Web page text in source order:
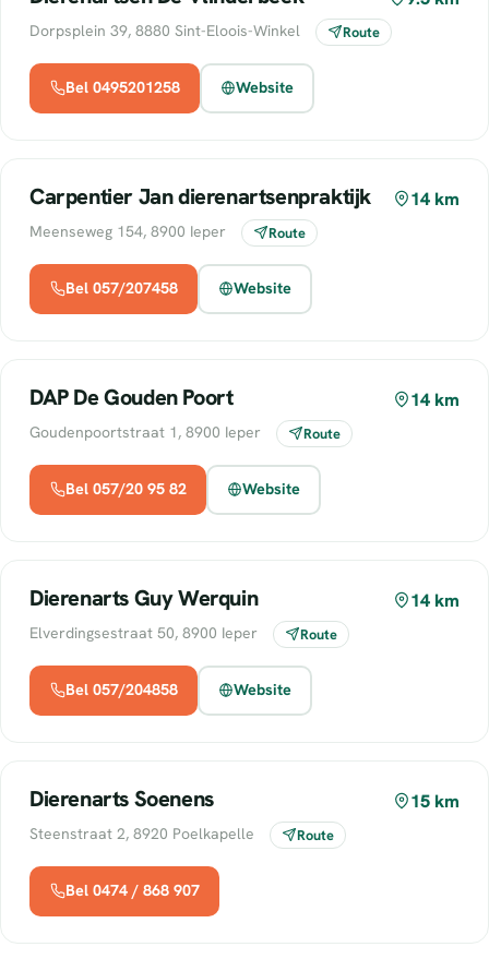
Dorpsplein 39, 8880 Sint-Eloois-Winkel Route
Bel 0495201258 Website
Carpentier Jan dierenartsenpraktijk 14 km
Meenseweg 154, 8900 Ieper Route
Bel 057/207458 Website
DAP De Gouden Poort 14 km
Goudenpoortstraat 1, 8900 Ieper Route
Bel 057/20 95 82 Website
Dierenarts Guy Werquin 14 km
Elverdingsestraat 50, 8900 Ieper Route
Bel 057/204858 Website
Dierenarts Soenens 15 km
Steenstraat 2, 8920 Poelkapelle Route
Bel 0474 / 868 907